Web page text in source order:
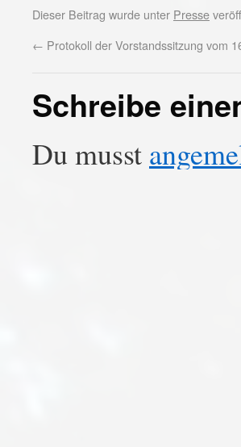
Dieser Beitrag wurde unter Presse
← Protokoll der Vorstandssitzung vom
Schreibe
Du musst